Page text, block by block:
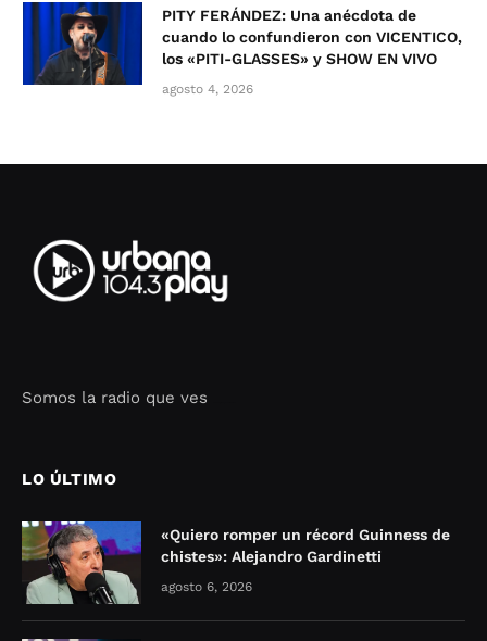
PITY FERÁNDEZ: Una anécdota de
cuando lo confundieron con VICENTICO,
los «PITI-GLASSES» y SHOW EN VIVO
agosto 4, 2026
Somos la radio que ves
LO ÚLTIMO
«Quiero romper un récord Guinness de
chistes»: Alejandro Gardinetti
agosto 6, 2026